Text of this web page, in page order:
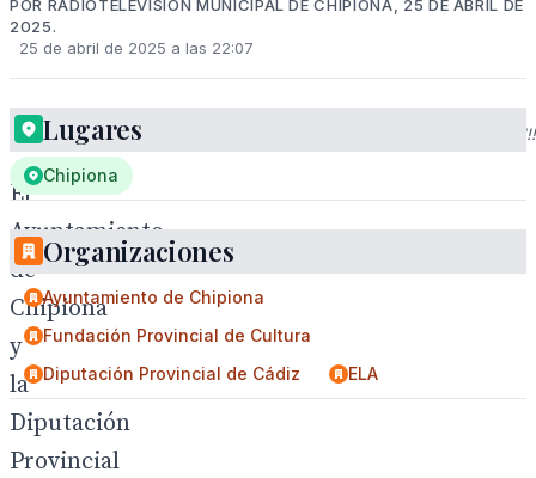
POR RADIOTELEVISIÓN MUNICIPAL DE CHIPIONA, 25 DE ABRIL DE
2025.
25 de abril de 2025 a las 22:07
El
Ayuntamiento
de
Chipiona
y
la
Diputación
Provincial
Lugares
Chipiona
Organizaciones
Ayuntamiento de Chipiona
Fundación Provincial de Cultura
Diputación Provincial de Cádiz
ELA